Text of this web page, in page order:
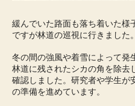
緩んでいた路面も落ち着いた様
ですが林道の巡視に行きました。
冬の間の強風や着雪によって発
林道に残されたシカの角を除去
確認しました。研究者や学生が
の準備を進めています。